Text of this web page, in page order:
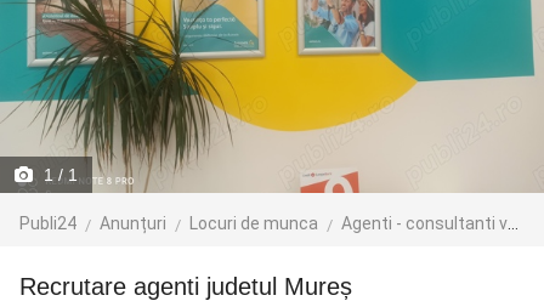
1 / 1
Publi24 Anunțuri Locuri de munca Agenti - consultanti vanzari
Recrutare agenti judetul Mureș